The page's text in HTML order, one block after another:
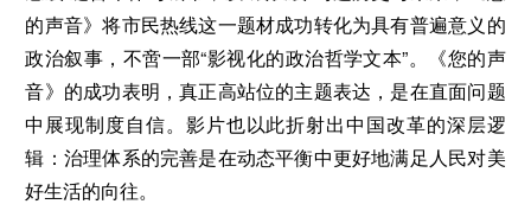
的声音》将市民热线这一题材成功转化为具有普遍意义的
政治叙事，不啻一部“影视化的政治哲学文本”。《您的声
音》的成功表明，真正高站位的主题表达，是在直面问题
中展现制度自信。影片也以此折射出中国改革的深层逻
辑：治理体系的完善是在动态平衡中更好地满足人民对美
好生活的向往。